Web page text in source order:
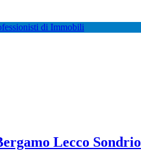
Lecco Sondrio